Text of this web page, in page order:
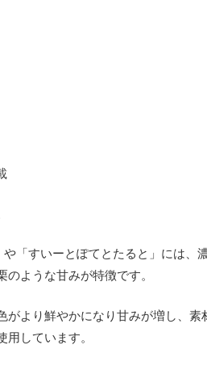
や「すいーとぽてとたると」には
のような甘みが特徴です。
がより鮮やかになり甘みが増し、
用しています。